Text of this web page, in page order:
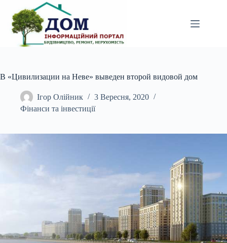
вмісту
В «Цивилизации на Неве» выведен второй видовой дом
Ігор Олійник
3 Вересня, 2020
Фінанси та інвестиції